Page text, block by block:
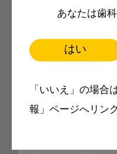
あなたは歯
はい
「いいえ」の場合
報」ページへリン
製品